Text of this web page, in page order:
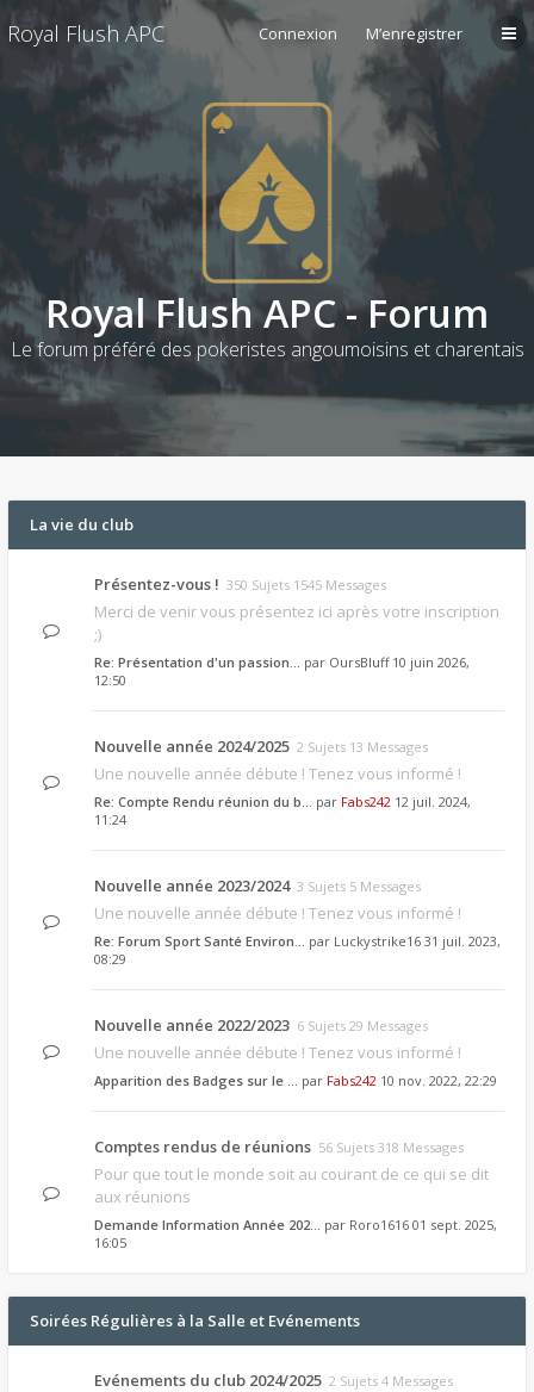
Royal Flush APC Connexion M’enregistrer
Royal Flush APC - Forum
Le forum préféré des pokeristes angoumoisins et charentais
La vie du club
Présentez-vous ! 350 Sujets 1545 Messages
Merci de venir vous présentez ici après votre inscription
;)
Re: Présentation d'un passion… par OursBluff 10 juin 2026,
12:50
Nouvelle année 2024/2025 2 Sujets 13 Messages
Une nouvelle année débute ! Tenez vous informé !
Re: Compte Rendu réunion du b… par Fabs242 12 juil. 2024,
11:24
Nouvelle année 2023/2024 3 Sujets 5 Messages
Une nouvelle année débute ! Tenez vous informé !
Re: Forum Sport Santé Environ… par Luckystrike16 31 juil. 2023,
08:29
Nouvelle année 2022/2023 6 Sujets 29 Messages
Une nouvelle année débute ! Tenez vous informé !
Apparition des Badges sur le … par Fabs242 10 nov. 2022, 22:29
Comptes rendus de réunions 56 Sujets 318 Messages
Pour que tout le monde soit au courant de ce qui se dit
aux réunions
Demande Information Année 202… par Roro1616 01 sept. 2025,
16:05
Soirées Régulières à la Salle et Evénements
Evénements du club 2024/2025 2 Sujets 4 Messages